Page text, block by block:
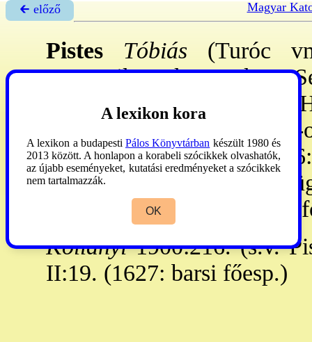
🡰 előző Magyar
Pistes Tóbiás (Turóc
germanikus, kanonok. -
tanult. 1609. XI. 19: a
haza. Plnos lett, de a
knk. és barsi főesp.,
ideig a szem. tanulm.
pref., 1631. I. 10: zólyomi
Kollányi1900:216. (s.v.
II:19. (1627: barsi főesp.)
A lexikon kora
A lexikon a budapesti Pálos Könyvtárban készült 1980 és
2013 között. A honlapon a korabeli szócikkek olvashatók,
az újabb eseményeket, kutatási eredményeket a szócikkek
nem tartalmazzák.
OK